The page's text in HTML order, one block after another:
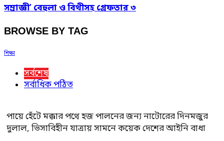
সম্রাজ্ঞী’ বেহুলা ও বিথীসহ গ্রেফতার ৩
BROWSE BY TAG
শিক্ষা
সর্বশেষ
সর্বাধিক পঠিত
পায়ে হেঁটে মক্কার পথে হজ পালনের জন্য নাটোরের দিনমজুর
দুলাল, ভিসাবিহীন যাত্রায় সামনে কয়েক দেশের আইনি বাধা